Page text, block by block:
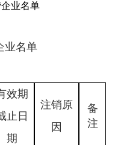
业名单
业名单
效期
止日
期
注销原
因
备
注